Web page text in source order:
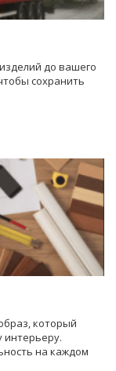
до вашего
сохранить
который
интерьеру.
на каждом